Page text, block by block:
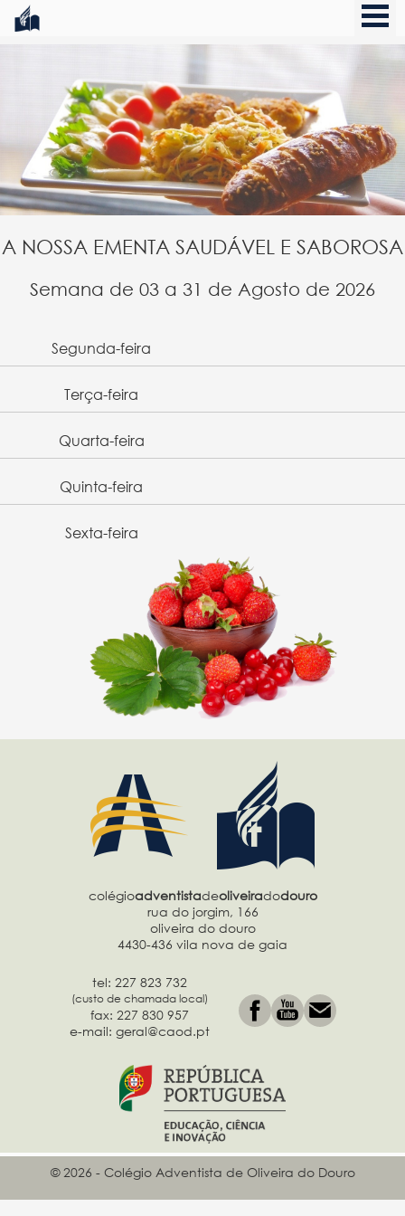
A NOSSA EMENTA SAUDÁVEL E SABOROSA
Semana de 03 a 31 de Agosto de 2026
Segunda-feira
Terça-feira
Quarta-feira
Quinta-feira
Sexta-feira
colégioadventistadeoliveiradodouro
rua do jorgim, 166
oliveira do douro
4430-436 vila nova de gaia
tel: 227 823 732
(custo de chamada local)
fax: 227 830 957
e-mail: geral@caod.pt
© 2026 - Colégio Adventista de Oliveira do Douro